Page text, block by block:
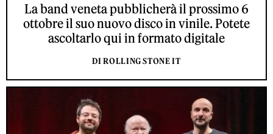
La band veneta pubblicherà il prossimo 6
ottobre il suo nuovo disco in vinile. Potete
ascoltarlo qui in formato digitale
DI ROLLING STONE IT